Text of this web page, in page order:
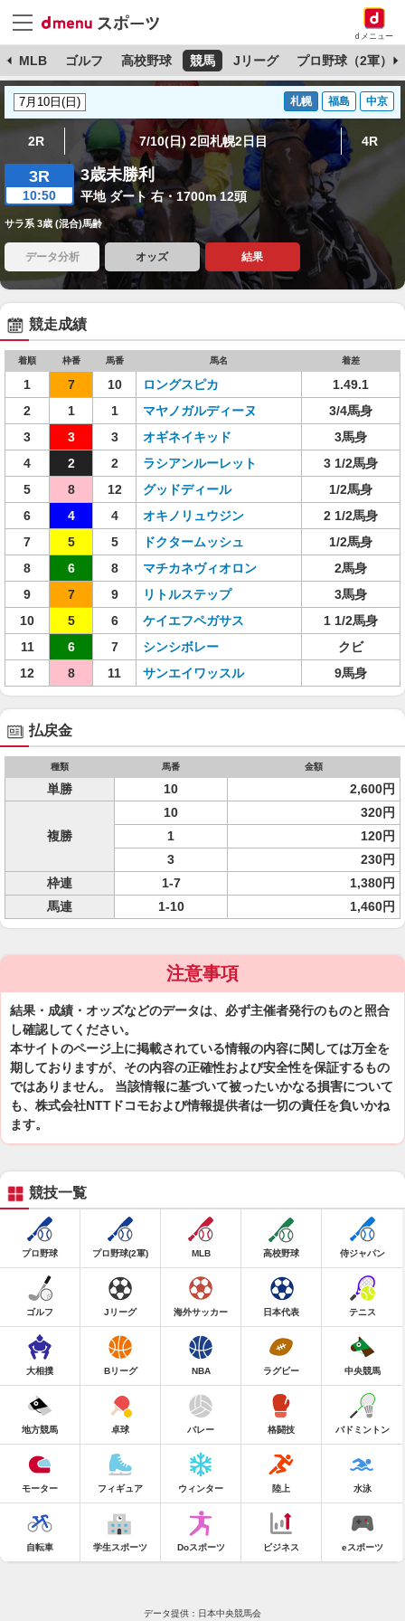
dメニュー
MLB ゴルフ 高校野球 競馬 Jリーグ プロ野球（2軍）
札幌 福島 中京
2R 7/10(日) 2回札幌2日目 4R
3R
10:50
3歳未勝利
平地 ダート 右・1700m 12頭
サラ系 3歳 (混合)馬齢
データ分析 オッズ 結果
競走成績
着順 枠番 馬番 馬名 着差
1 7 10 ロングスピカ
1.49.1
2
1 1 マヤノガルディーヌ
3/4馬身
3
3 3 オギネイキッド
3馬身
4
2 2 ラシアンルーレット
3 1/2馬身
5
8 12 グッドディール
1/2馬身
6
4 4 オキノリュウジン
2 1/2馬身
7
5 5 ドクタームッシュ
1/2馬身
8
6 8 マチカネヴィオロン
2馬身
9
7 9 リトルステップ
3馬身
10
5 6 ケイエフペガサス
1 1/2馬身
11
6 7 シンシボレー
クビ
12
8 11 サンエイワッスル 9馬身
払戻金
種類 馬番 金額
単勝 10 2,600円
複勝
10
320円
1
120円
3
230円
枠連
1-7
1,380円
馬連
1-10 1,460円
注意事項
結果・成績・オッズなどのデータは、必ず主催者発行のものと照合
し確認してください。
本サイトのページ上に掲載されている情報の内容に関しては万全を
期しておりますが、その内容の正確性および安全性を保証するもの
ではありません。 当該情報に基づいて被ったいかなる損害について
も、株式会社NTTドコモおよび情報提供者は一切の責任を負いかね
ます。
競技一覧
プロ野球 プロ野球(2軍) MLB 高校野球 侍ジャパン
ゴルフ Jリーグ 海外サッカー 日本代表 テニス
大相撲 Bリーグ NBA ラグビー 中央競馬
地方競馬 卓球 バレー 格闘技 バドミントン
モーター フィギュア ウィンター 陸上 水泳
自転車 学生スポーツ Doスポーツ ビジネス eスポーツ
データ提供：日本中央競馬会